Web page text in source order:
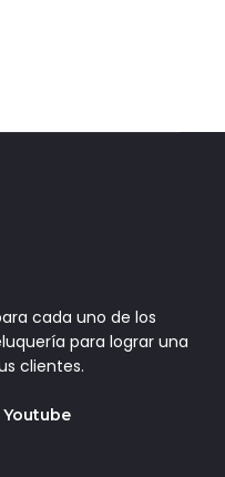
cada uno de los
para lograr una
clientes.
Youtube